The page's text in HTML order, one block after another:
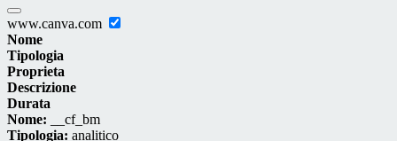
www.canva.com
Nome
Tipologia
Proprieta
Descrizione
Durata
Nome: __cf_bm
Tipologia: analitico